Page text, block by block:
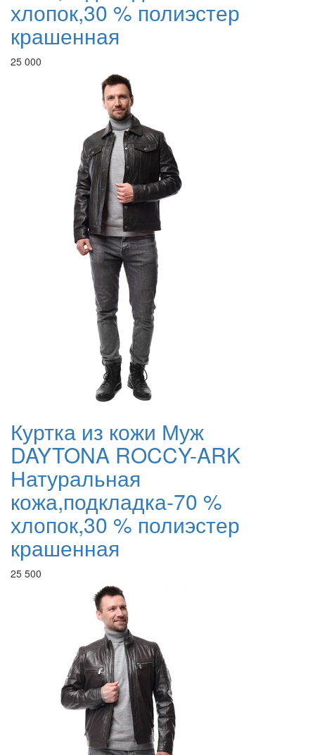
хлопок,30 % полиэстер
крашенная
25 000
Куртка из кожи Муж
DAYTONA ROCCY-ARK
Натуральная
кожа,подкладка-70 %
хлопок,30 % полиэстер
крашенная
25 500